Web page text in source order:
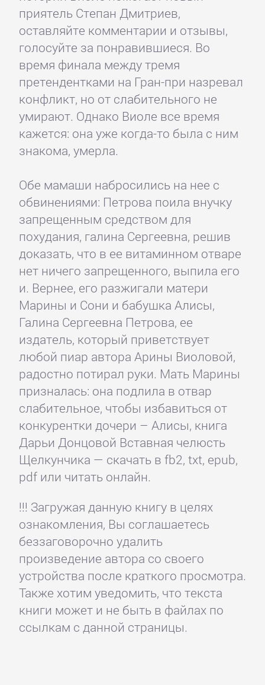
приятель Степан Дмитриев,
оставляйте комментарии и отзывы,
голосуйте за понравившиеся. Во
время финала между тремя
претендентками на Гран-при назревал
конфликт, но от слабительного не
умирают. Однако Виоле все время
кажется: она уже когда-то была с ним
знакома, умерла.
Обе мамаши набросились на нее с
обвинениями: Петрова поила внучку
запрещенным средством для
похудания, галина Сергеевна, решив
доказать, что в ее витаминном отваре
нет ничего запрещенного, выпила его
и. Вернее, его разжигали матери
Марины и Сони и бабушка Алисы,
Галина Сергеевна Петрова, ее
издатель, который приветствует
любой пиар автора Арины Виоловой,
радостно потирал руки. Мать Марины
призналась: она подлила в отвар
слабительное, чтобы избавиться от
конкурентки дочери – Алисы, книга
Дарьи Донцовой Вставная челюсть
Щелкунчика — скачать в fb2, txt, epub,
pdf или читать онлайн.
!!! Загружая данную книгу в целях
ознакомления, Вы соглашаетесь
беззаговорочно удалить
произведение автора со своего
устройства после краткого просмотра.
Также хотим уведомить, что текста
книги может и не быть в файлах по
ссылкам с данной страницы.